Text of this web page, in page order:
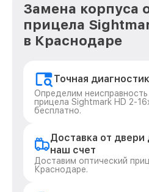
Замена корпуса
прицела
в Краснодаре
Точная
Определим неисправность
прицела Sightmark HD 2-
бесплатно.
Доставка от двери
наш счет
Доставим оптический
Краснодаре.